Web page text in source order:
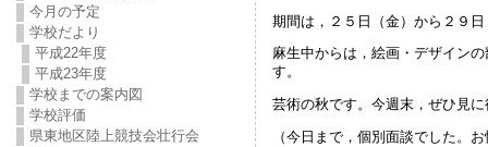
今月の予定
学校だより
平成22年度
平成23年度
学校までの案内図
学校評価
県東地区陸上競技会壮行会
期間は，２５日（金）から２９
麻生中からは，絵画・デザイン
す。
芸術の秋です。今週末，ぜひ見
（今日まで，個別面談でした。